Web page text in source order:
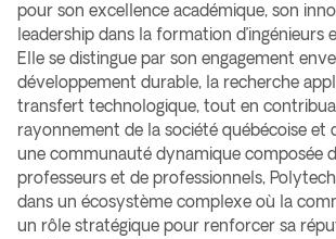
pour son excellence académique, son
leadership dans la formation d’ingénieurs
Elle se distingue par son engagement
développement durable, la recherche
transfert technologique, tout en
rayonnement de la société québécoise et
une communauté dynamique composée
professeurs et de professionnels,
dans un écosystème complexe où la
un rôle stratégique pour renforcer sa